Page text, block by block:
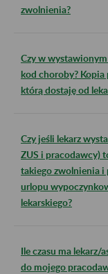
zwolnienia?
Czy w
kod choroby?
którą dostaję od
Czy jeśli lekarz
ZUS i pracodawcy)
takiego zwolnienia i
urlopu
lekarskiego?
Ile czasu ma lekarz/
do mojego